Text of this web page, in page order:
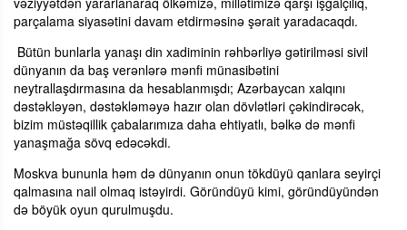
parçalama siyasətini davam etdirməsinə şərait yaradacaqdı.
Bütün bunlarla yanaşı din xadiminin rəhbərliyə gətirilməsi sivil
dünyanın da baş verənlərə mənfi münasibətini
neytrallaşdırmasına da hesablanmışdı; Azərbaycan xalqını
dəstəkləyən, dəstəkləməyə hazır olan dövlətləri çəkindirəcək,
bizim müstəqillik çabalarımıza daha ehtiyatlı, bəlkə də mənfi
yanaşmağa sövq edəcəkdi.
Moskva bununla həm də dünyanın onun tökdüyü qanlara seyirçi
qalmasına nail olmaq istəyirdi. Göründüyü kimi, göründüyündən
də böyük oyun qurulmuşdu.